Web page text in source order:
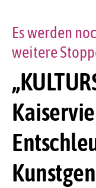
Es werden
weitere